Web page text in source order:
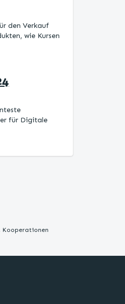
den Verkauf
wie Kursen
für Digitale
Kooperationen